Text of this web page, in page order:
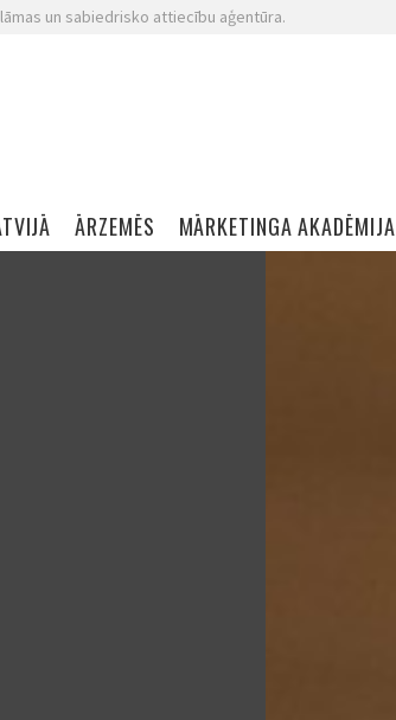
un sabiedrisko attiecību aģentūra.
ĀRZEMĒS MĀRKETINGA AKADĒMIJA